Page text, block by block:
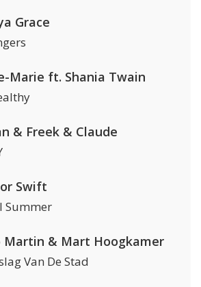
Grace
Marie ft. Shania Twain
& Freek & Claude
Swift
Summer
Martin & Mart Hoogkamer
Van De Stad